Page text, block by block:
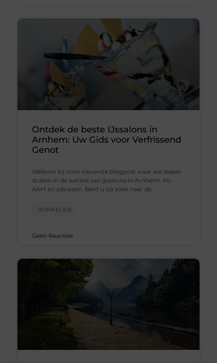
Ontdek de beste IJssalons in
Arnhem: Uw Gids voor Verfrissend
Genot
Welkom bij onze nieuwste blogpost waar we dieper
duiken in de wereld van ijssalons in Arnhem!. NL-
Alert en adviezen. Bent u op zoek naar de
WINKELEN
Geen Reacties